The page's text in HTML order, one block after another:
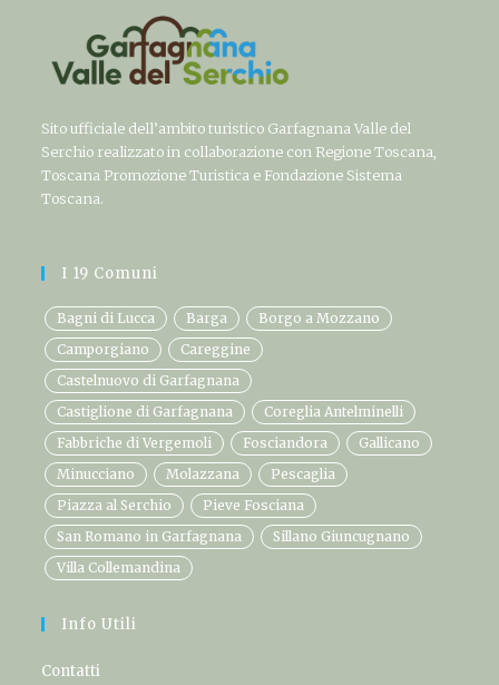
Sito ufficiale dell’ambito turistico Garfagnana Valle del
Serchio realizzato in collaborazione con Regione Toscana,
Toscana Promozione Turistica e Fondazione Sistema
Toscana.
I 19 Comuni
Bagni di Lucca Barga
Borgo a Mozzano
Camporgiano
Careggine
Castelnuovo di Garfagnana
Castiglione di Garfagnana
Coreglia Antelminelli
Fabbriche di Vergemoli
Fosciandora
Gallicano
Minucciano
Molazzana
Pescaglia
Piazza al Serchio
Pieve Fosciana
San Romano in Garfagnana
Sillano Giuncugnano
Villa Collemandina
Info Utili
Contatti